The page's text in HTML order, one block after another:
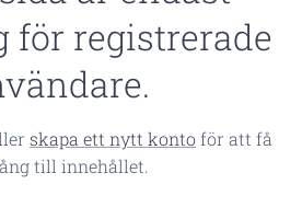
registrerade
skapa ett nytt kontoför att få
till innehållet.